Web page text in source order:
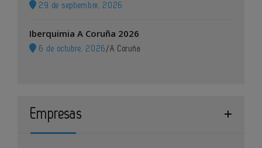
29 de septiembre, 2026
Iberquimia A Coruña 2026
6 de octubre, 2026 /A Coruña
Empresas